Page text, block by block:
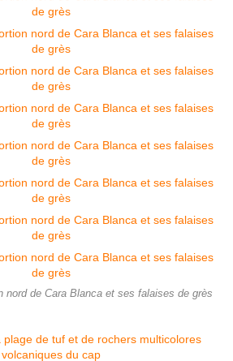
nord de Cara Blanca et ses falaises de grès